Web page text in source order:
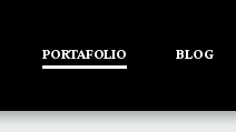
PORTAFOLIO BLOG